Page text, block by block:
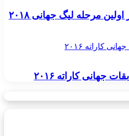
مسابقه بهمن عسگری در اولین مرحله لیگ جهانی ۲۰۱۸
کاراته ۲۰۱۶
جهانی کاراته ۲۰۱۶